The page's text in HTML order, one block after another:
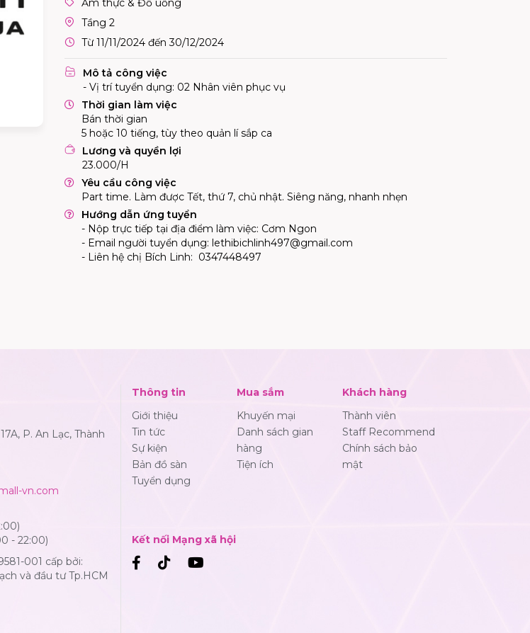
Ẩm thực & Đồ uống
Tầng 2
Từ 11/11/2024 đến 30/12/2024
Mô tả công việc
- Vị trí tuyển dụng: 02 Nhân viên phục vụ
Thời gian làm việc
Bán thời gian
5 hoặc 10 tiếng, tùy theo quản lí sắp ca
Lương và quyền lợi
23.000/H
Yêu cầu công việc
Part time. Làm được Tết, thứ 7, chủ nhật. Siêng năng, nhanh nhẹn
Hướng dẫn ứng tuyển
- Nộp trực tiếp tại địa điểm làm việc: Cơm Ngon
- Email người tuyển dụng: lethibichlinh497@gmail.com
- Liên hệ chị Bích Linh: 0347448497
P. An Lạc, Thành
vn.com
- 22:00)
001 cấp bởi:
và đầu tư Tp.HCM
Thông tin
Giới thiệu
Tin tức
Sự kiện
Bản đồ sàn
Tuyển dụng
Mua sắm
Khuyến mại
Danh sách gian
hàng
Tiện ích
Khách hàng
Thành viên
Staff Recommend
Chính sách bảo
mật
Kết nối Mạng xã hội